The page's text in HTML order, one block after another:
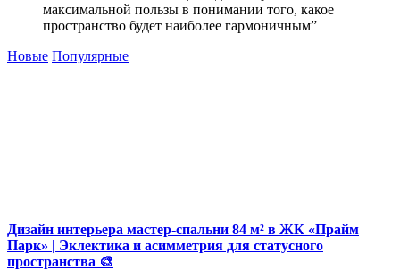
максимальной пользы в понимании того, какое
пространство будет наиболее гармоничным”
Новые Популярные
Дизайн интерьера мастер-спальни 84 м² в ЖК «Прайм
Парк» | Эклектика и асимметрия для статусного
пространства 🎨